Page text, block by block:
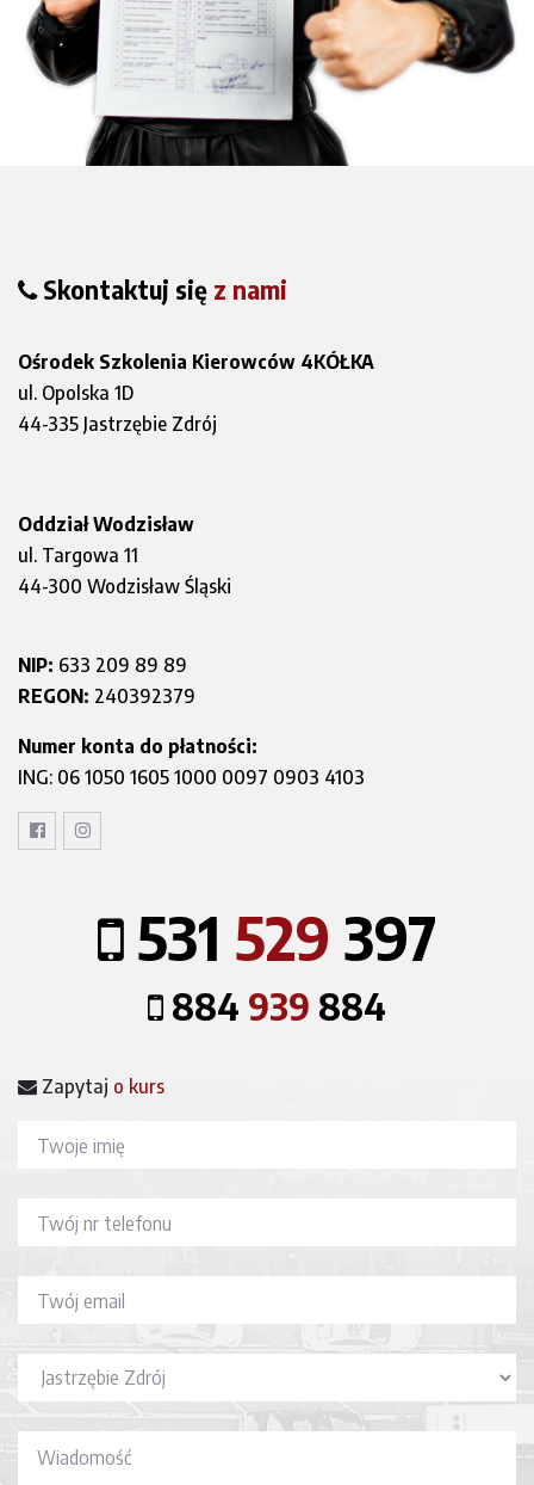
Skontaktuj się z nami
Ośrodek Szkolenia Kierowców 4KÓŁKA
ul. Opolska 1D
44-335 Jastrzębie Zdrój
Oddział Wodzisław
ul. Targowa 11
44-300 Wodzisław Śląski
NIP: 633 209 89 89
REGON: 240392379
Numer konta do płatności:
ING: 06 1050 1605 1000 0097 0903 4103
531 529 397
884 939 884
Zapytaj o kurs